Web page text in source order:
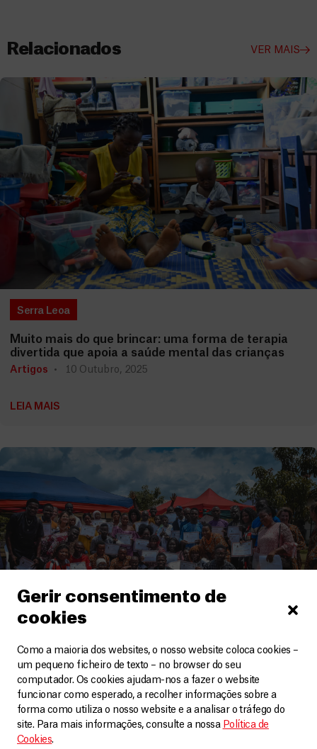
Gerir consentimento de
cookies
Como a maioria dos websites, o nosso website coloca cookies –
um pequeno ficheiro de texto – no browser do seu
computador. Os cookies ajudam-nos a fazer o website
funcionar como esperado, a recolher informações sobre a
forma como utiliza o nosso website e a analisar o tráfego do
site. Para mais informações, consulte a nossa Política de
Cookies.
Relacionados VER MAIS
Serra Leoa
Muito mais do que brincar: uma forma de terapia
divertida que apoia a saúde mental das crianças
Artigos 10 Outubro, 2025
LEIA MAIS
Serra Leoa
MSF complementa os conhecimentos do pessoal
médico na Serra Leoa
Artigos